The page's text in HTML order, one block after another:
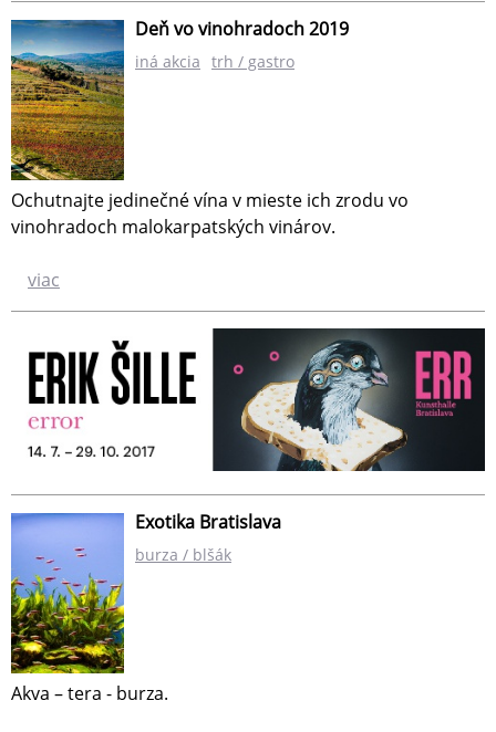
Deň vo vinohradoch 2019
iná akcia trh / gastro
Ochutnajte jedinečné vína v mieste ich zrodu vo
vinohradoch malokarpatských vinárov.
viac
Exotika Bratislava
burza / blšák
Akva – tera - burza.